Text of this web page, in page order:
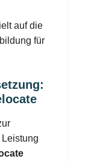
auf die
für